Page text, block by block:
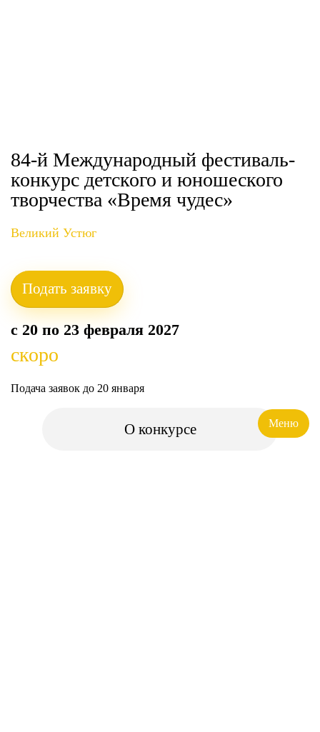
84-й Международный фестиваль-
конкурс детского и юношеского
творчества «Время чудес»
Великий Устюг
Подать заявку
c 20 по 23 февраля 2027
скоро
Подача заявок до 20 января
О конкурсе